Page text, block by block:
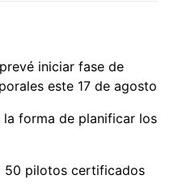
iniciar fase de
este 17 de agosto
forma de planificar los
50 pilotos certificados